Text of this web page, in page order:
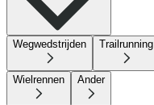
Wegwedstrijden Trailrunning
Wielrennen Ander